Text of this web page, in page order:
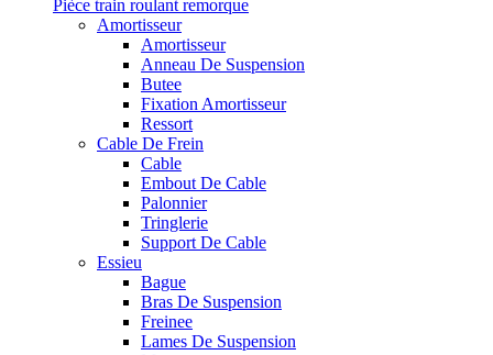
Pièce train roulant remorque
Amortisseur
Amortisseur
Anneau De Suspension
Butee
Fixation Amortisseur
Ressort
Cable De Frein
Cable
Embout De Cable
Palonnier
Tringlerie
Support De Cable
Essieu
Bague
Bras De Suspension
Freinee
Lames De Suspension